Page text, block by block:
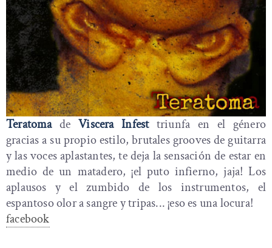
TeratomadeViscera Infesttriunfa en el género
gracias a su propio estilo, brutales grooves de guitarra
y las voces aplastantes, te deja la sensación de estar en
medio de un matadero, ¡el puto infierno, jaja! Los
aplausos y el zumbido de los instrumentos, el
espantoso olor a sangre y tripas... ¡eso es una locura!
facebook